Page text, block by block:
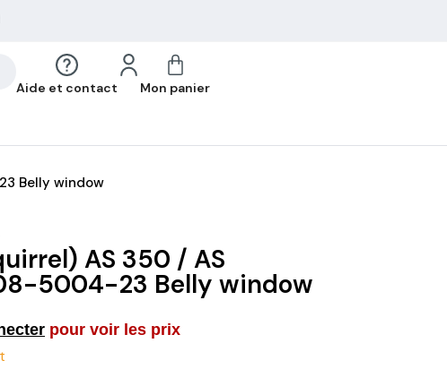
Aide et contact Mon panier
Belly window
AS 350 / AS
5004-23 Belly window
pour voir les prix